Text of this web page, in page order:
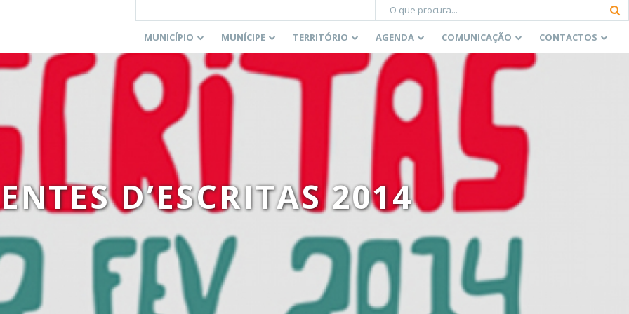
MUNICÍPIO MUNÍCIPE TERRITÓRIO AGENDA COMUNICAÇÃO CONTACTOS
D’ESCRITAS 2014